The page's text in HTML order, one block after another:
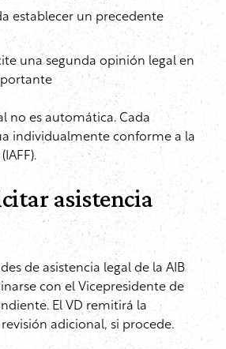
establecer un precedente
una segunda opinión legal en
no es automática. Cada
individualmente conforme a la
asistencia
de asistencia legal de la AIB
con el Vicepresidente de
El VD remitirá la
adicional, si procede.